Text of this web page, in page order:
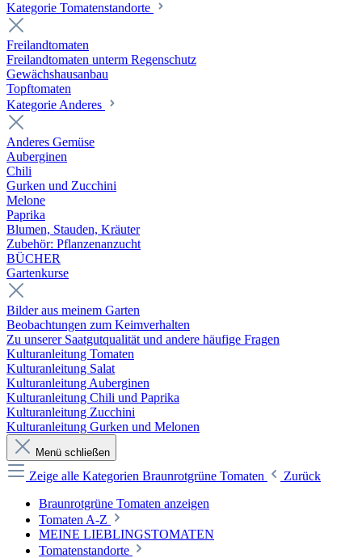
Kategorie Tomatenstandorte
Freilandtomaten
Freilandtomaten unterm Regenschutz
Gewächshausanbau
Topftomaten
Kategorie Anderes
Anderes Gemüse
Auberginen
Chili
Gurken und Zucchini
Melone
Paprika
Blumen, Stauden, Kräuter
Zubehör: Pflanzenanzucht
BÜCHER
Gartenkurse
Bilder aus meinem Garten
Beobachtungen zum Keimverhalten
Zu unserer Saatgutqualität und andere häufige Fragen
Kulturanleitung Tomaten
Kulturanleitung Salat
Kulturanleitung Auberginen
Kulturanleitung Chili und Paprika
Kulturanleitung Zucchini
Kulturanleitung Gurken und Melonen
Menü schließen
Zeige alle Kategorien Braunrotgrüne Tomaten
Zurück
Braunrotgrüne Tomaten anzeigen
Tomaten A-Z
MEINE LIEBLINGSTOMATEN
Tomatenstandorte